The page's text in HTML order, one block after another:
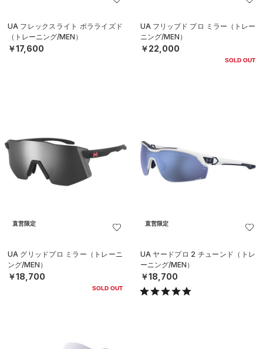
UA フレックスライト ポラライズド
（トレーニング/MEN）
￥17,600
UA フリップド プロ ミラー（トレー
ニング/MEN）
￥22,000
SOLD OUT
直営限定
UA グリッドプロ ミラー（トレーニ
ング/MEN）
￥18,700
SOLD OUT
直営限定
UA ヤードプロ 2 チューンド（トレ
ーニング/MEN）
￥18,700